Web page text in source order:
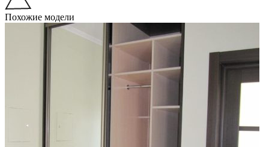
Похожие модели